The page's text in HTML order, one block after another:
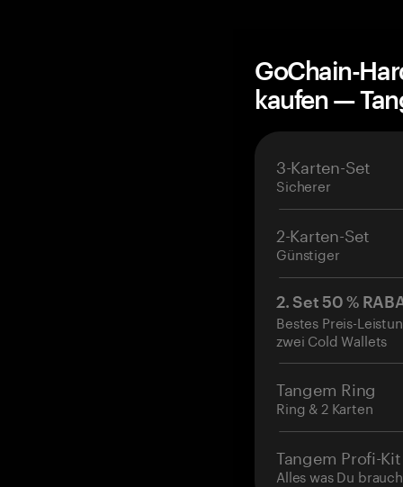
GoChain-
kaufen —
3-Karten-Set
Sicherer
2-Karten-Set
Günstiger
2. Set 50 %
Bestes Preis-
zwei Cold Wallets
Tangem Ring
Ring & 2 Karten
Tangem Profi-Kit
Alles was Du